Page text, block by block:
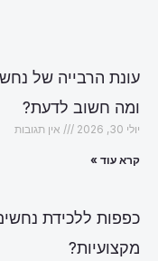
עונת הרבייה של
ומה חשוב לדעת?
יולי 30, 2026 אין תגובות
קרא עוד »
כפפות ללכידת
מקצועיות?